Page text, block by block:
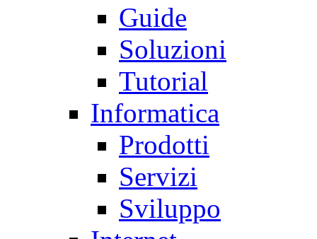
Guide
Soluzioni
Tutorial
Informatica
Prodotti
Servizi
Sviluppo